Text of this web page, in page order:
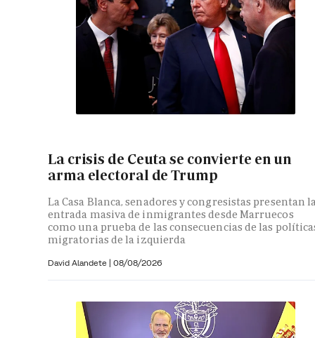
La crisis de Ceuta se convierte en un
arma electoral de Trump
La Casa Blanca, senadores y congresistas presentan
entrada masiva de inmigrantes desde Marruecos
como una prueba de las consecuencias de las
migratorias de la izquierda
David Alandete | 08/08/2026